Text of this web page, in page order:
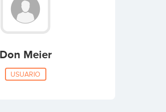
Don Meier
USUARIO